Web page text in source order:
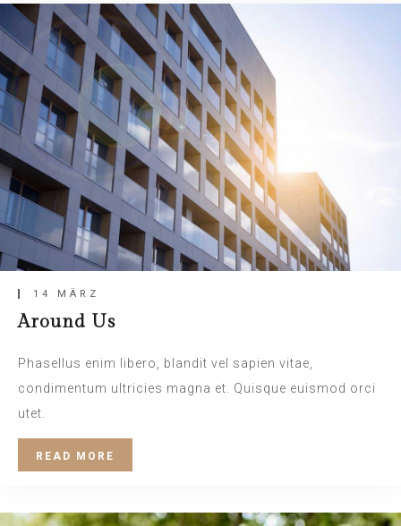
14 MÄRZ
Around Us
Phasellus enim libero, blandit vel sapien vitae,
condimentum ultricies magna et. Quisque euismod orci
utet.
READ MORE